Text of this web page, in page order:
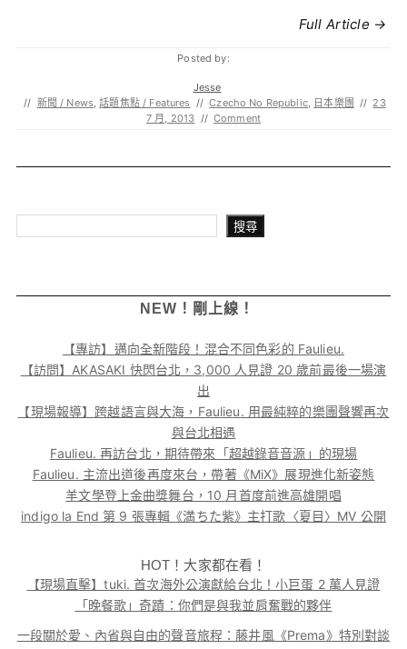
Full Article →
Posted by:
Jesse
// 新聞 / News,話題焦點 / Features // Czecho No Republic, 日本樂團 // 23
7 月, 2013 // Comment
搜尋
NEW！剛上線！
【專訪】邁向全新階段！混合不同色彩的 Faulieu.
【訪問】AKASAKI 快閃台北，3,000 人見證 20 歲前最後一場演
出
【現場報導】跨越語言與大海，Faulieu. 用最純粹的樂團聲響再次
與台北相遇
Faulieu. 再訪台北，期待帶來「超越錄音音源」的現場
Faulieu. 主流出道後再度來台，帶著《MiX》展現進化新姿態
羊文學登上金曲獎舞台，10 月首度前進高雄開唱
indigo la End 第 9 張專輯《満ちた紫》主打歌〈夏目〉MV 公開
HOT！大家都在看！
【現場直擊】tuki. 首次海外公演獻給台北！小巨蛋 2 萬人見證
「晚餐歌」奇蹟：你們是與我並肩奮戰的夥伴
一段關於愛、內省與自由的聲音旅程：藤井風《Prema》特別對談